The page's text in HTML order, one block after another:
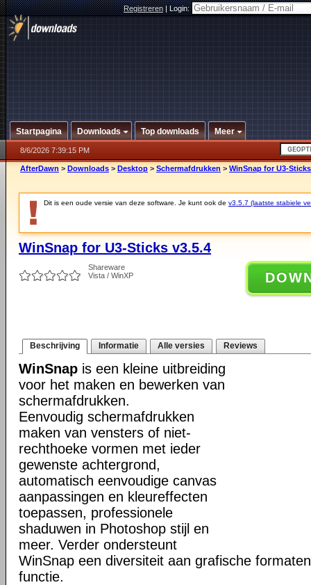
Registreren|Login:
Startpagina Downloads Top downloads Meer
8/6/2026 7:39:15 PM
AfterDawn > Downloads > Desktop > Schermafdrukken > WinSnap for U3-
Dit is een oude versie van deze software. Je kunt ook de v3.5.7 (laatste stabiele
WinSnap for U3-Sticks v3.5.4
Shareware
Vista / WinXP
Beschrijving Informatie Alle versies Reviews
WinSnap is een kleine uitbreiding
voor het maken en bewerken van
schermafdrukken.
Eenvoudig schermafdrukken
maken van vensters of niet-
rechthoeke vormen met ieder
gewenste achtergrond,
automatisch eenvoudige canvas
aanpassingen en kleureffecten
toepassen, professionele
shaduwen in Photoshop stijl en
meer. Verder ondersteunt
WinSnap een diversiteit aan grafische
functie.